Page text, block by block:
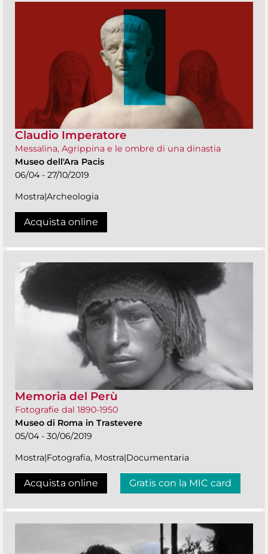
Claudio Imperatore
Messalina, Agrippina e le ombre di una dinastia
Museo dell'Ara Pacis
06/04 - 27/10/2019
Mostra|Archeologia
Acquista online
Memoria del Perù
Fotografie dal 1890-1950
Museo di Roma in Trastevere
05/04 - 30/06/2019
Mostra|Fotografia, Mostra|Documentaria
Acquista online Gratis con la MIC card